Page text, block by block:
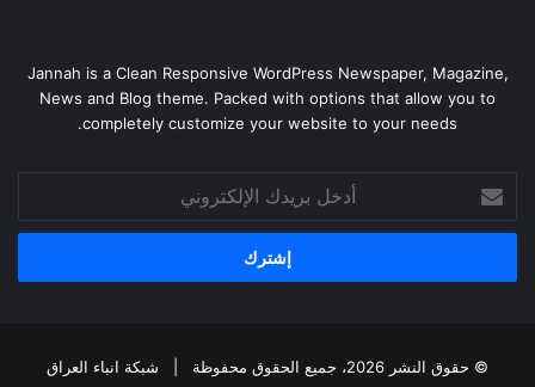
Jannah is a Clean Responsive WordPress Newspaper, Magazine,
News and Blog theme. Packed with options that allow you to
completely customize your website to your needs.
بريدك
الإلكتروني
© حقوق النشر 2026، جميع الحقوق محفوظة | شبكة انباء العراق